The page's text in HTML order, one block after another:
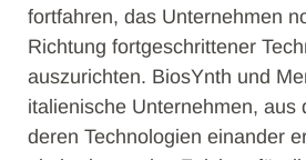
fortfahren, das Unternehmen
Richtung fortgeschrittener
auszurichten. BiosYnth und
italienische Unternehmen, aus
deren Technologien einander